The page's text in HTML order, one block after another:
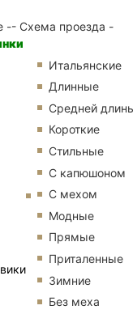
-- Схема проезда -
Итальянские
Длинные
Средней
Короткие
Стильные
С капюшоном
С мехом
Модные
Прямые
Приталенные
Зимние
Без меха